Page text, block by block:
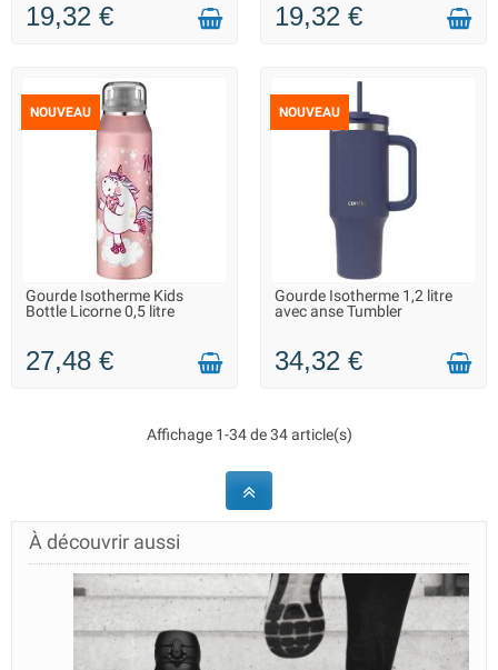
19,32 € 19,32 €
NOUVEAU
LIVRAISON 2 À 3 JOURS
Gourde Isotherme Kids
Bottle Licorne 0,5 litre
27,48 €
NOUVEAU
LIVRAISON 2 À 3 JOURS
Gourde Isotherme 1,2 litre
avec anse Tumbler
34,32 €
Affichage 1-34 de 34 article(s)
À découvrir aussi